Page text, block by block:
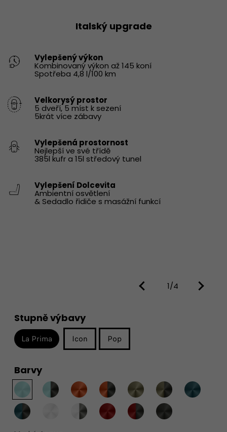
Italský upgrade
Vylepšený výkon
Kombinovaný výkon až 145 koní
Spotřeba 4,8 l/100 km
Velkorysý prostor
5 dveří, 5 míst k sezení
5krát více zábavy
Vylepšená prostornost
Nejlepší ve své třídě
385l kufr a 15l středový tunel
Vylepšení Dolcevita
Ambientní osvětlení
& Sedadlo řidiče s masážní funkcí
1/4
Stupně výbavy
La Prima Icon Pop
Barvy